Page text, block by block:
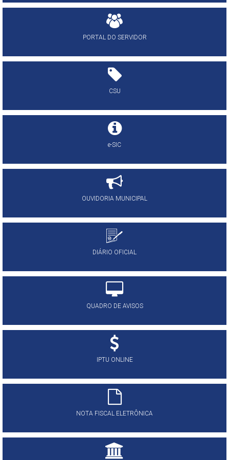
PORTAL DO SERVIDOR
CSU
e-SIC
OUVIDORIA MUNICIPAL
DIÁRIO OFICIAL
QUADRO DE AVISOS
IPTU ONLINE
NOTA FISCAL ELETRÔNICA